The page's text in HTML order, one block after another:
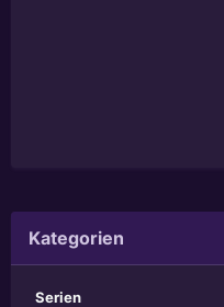
Kategorien
Serien